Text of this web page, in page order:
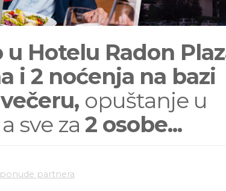
Hotelu Radon
i 2 noćenja na bazi
opuštanje u
a sve za 2 osobe...
partnera